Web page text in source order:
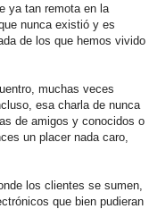
ya tan remota en la
nunca existió y es
de los que hemos vivido
muchas veces
esa charla de nunca
de amigos y conocidos o
un placer nada caro,
los clientes se sumen,
que bien pudieran